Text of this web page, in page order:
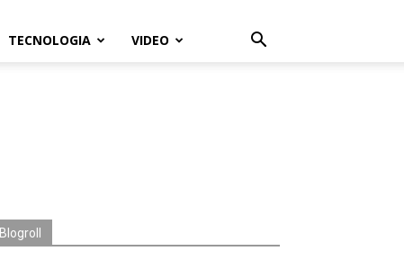
TECNOLOGIA VIDEO
Blogroll